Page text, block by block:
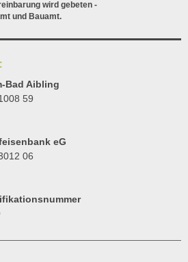
wird gebeten -
und Bauamt.
Bad Aibling
59
eG
06